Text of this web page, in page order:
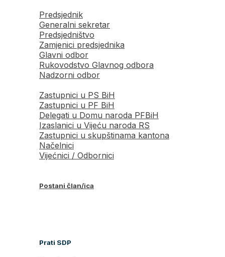
Predsjednik
Generalni sekretar
Predsjedništvo
Zamjenici predsjednika
Glavni odbor
Rukovodstvo Glavnog odbora
Nadzorni odbor
Zastupnici u PS BiH
Zastupnici u PF BiH
Delegati u Domu naroda PFBiH
Izaslanici u Vijeću naroda RS
Zastupnici u skupštinama kantona
Načelnici
Vijećnici / Odbornici
Postani član/ica
Prati SDP